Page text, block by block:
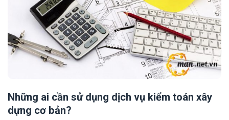
Những ai cần sử dụng dịch vụ kiểm toán xây
dựng cơ bản?